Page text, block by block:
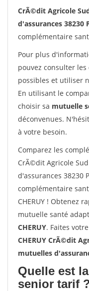
CrÃ©dit Agricole
d'assurances 38230
complémentaire
Pour plus
pouvez consulter
possibles et utiliser
En utilisant le
choisir sa mutuelle
déconvenues.
à votre besoin.
Comparez les
CrÃ©dit Agricole
d'assurances 38230
complémentaire
CHERUY ! Obtenez
mutuelle santé
CHERUY. Faites
CHERUY CrÃ©dit
mutuelles
Quelle est
senior tarif